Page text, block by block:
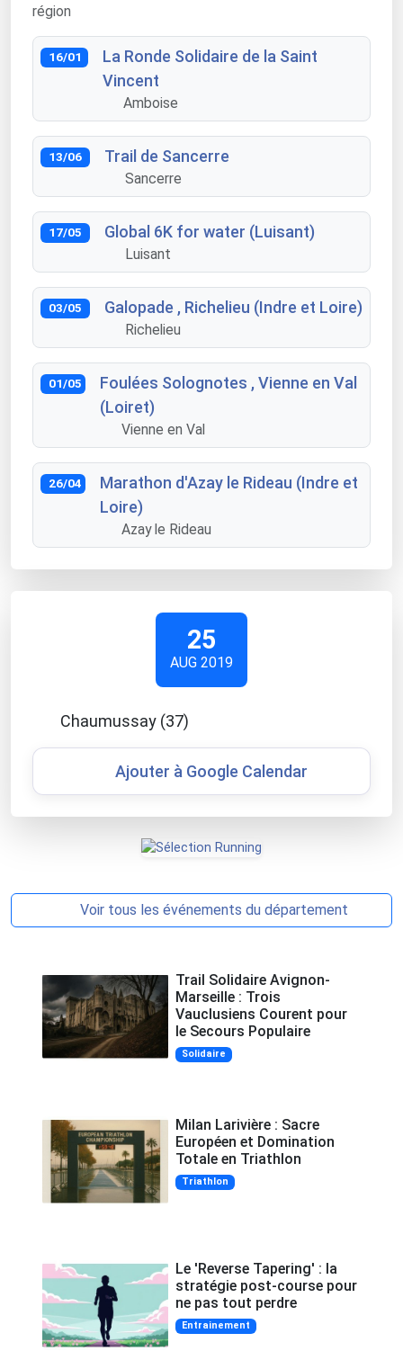
région
16/01
La Ronde Solidaire de la Saint
Vincent
Amboise
13/06 Trail de Sancerre
Sancerre
17/05 Global 6K for water (Luisant)
Luisant
03/05 Galopade , Richelieu (Indre et Loire)
Richelieu
01/05
Foulées Solognotes , Vienne en Val
(Loiret)
Vienne en Val
26/04
Marathon d'Azay le Rideau (Indre et
Loire)
Azay le Rideau
25
AUG 2019
Chaumussay (37)
Ajouter à Google Calendar
Voir tous les événements du département
Trail Solidaire Avignon-
Marseille : Trois
Vauclusiens Courent pour
le Secours Populaire
Solidaire
Milan Larivière : Sacre
Européen et Domination
Totale en Triathlon
Triathlon
Le 'Reverse Tapering' : la
stratégie post-course pour
ne pas tout perdre
Entrainement